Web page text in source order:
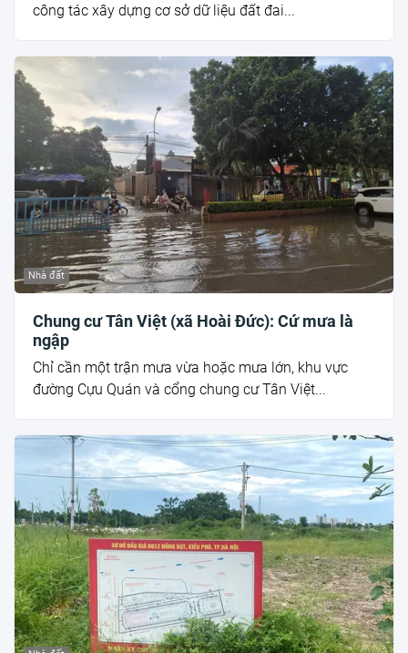
công tác xây dựng cơ sở dữ liệu đất đai...
Nhà đất
Chung cư Tân Việt (xã Hoài Đức): Cứ mưa là
ngập
Chỉ cần một trận mưa vừa hoặc mưa lớn, khu vực
đường Cựu Quán và cổng chung cư Tân Việt...